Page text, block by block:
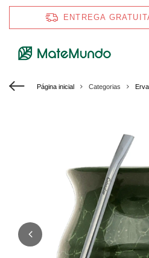
ENTREGA
Página inicial Categorias